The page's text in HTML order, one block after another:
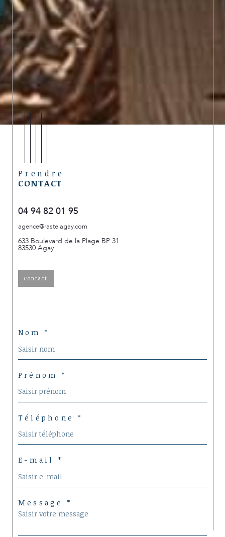
Nom *
Prénom *
Téléphone *
E-mail *
Message *
Prendre
CONTACT
04 94 82 01 95
agence@rastelagay.com
633 Boulevard de la Plage BP 31
83530 Agay
Contact